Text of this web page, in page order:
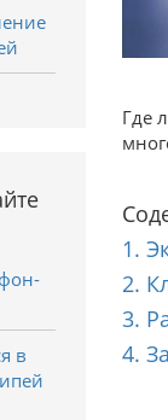
Где
1.
2.
3.
4.
в